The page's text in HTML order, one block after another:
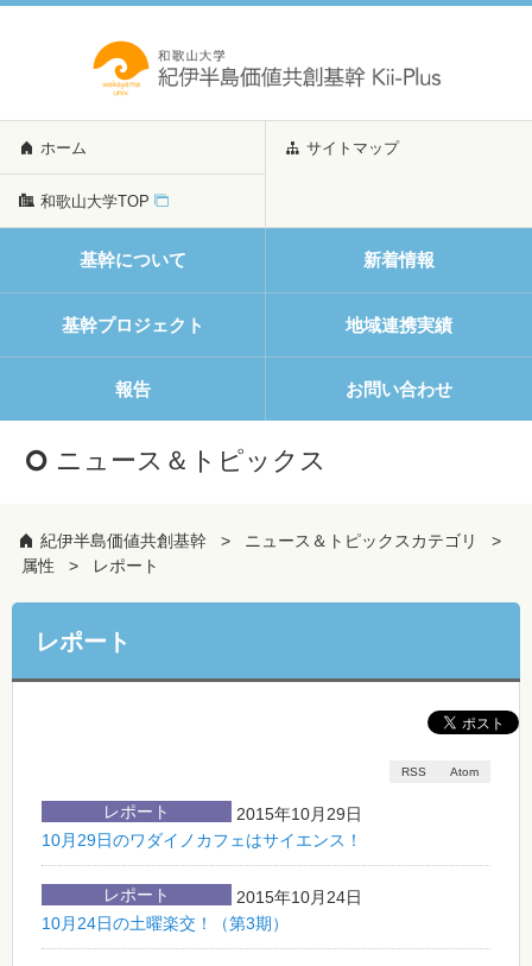
ホーム サイトマップ
和歌山大学TOP
基幹について 新着情報
基幹プロジェクト 地域連携実績
報告 お問い合わせ
ニュース＆トピックス
紀伊半島価値共創基幹
ニュース＆トピックスカテゴリ
属性
レポート
レポート
RSS Atom
レポート
2015年10月29日
10月29日のワダイノカフェはサイエンス！
レポート
2015年10月24日
10月24日の土曜楽交！（第3期）